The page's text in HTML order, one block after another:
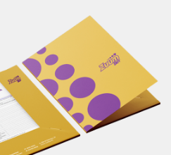
mostrar que é! Elaboramos o